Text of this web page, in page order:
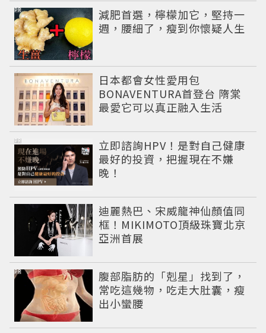
減肥首選，檸檬加它，堅持一
週，腰細了，瘦到你懷疑人生
PR
日本都會女性愛用包
BONAVENTURA首登台 隋棠
最愛它可以真正融入生活
立即諮詢HPV！是對自己健康
最好的投資，把握現在不嫌
晚！
PR
迪麗熱巴、宋威龍神仙顏值同
框！MIKIMOTO頂級珠寶北京
亞洲首展
腹部脂肪的「剋星」找到了，
常吃這幾物，吃走大肚囊，瘦
出小蠻腰
PR